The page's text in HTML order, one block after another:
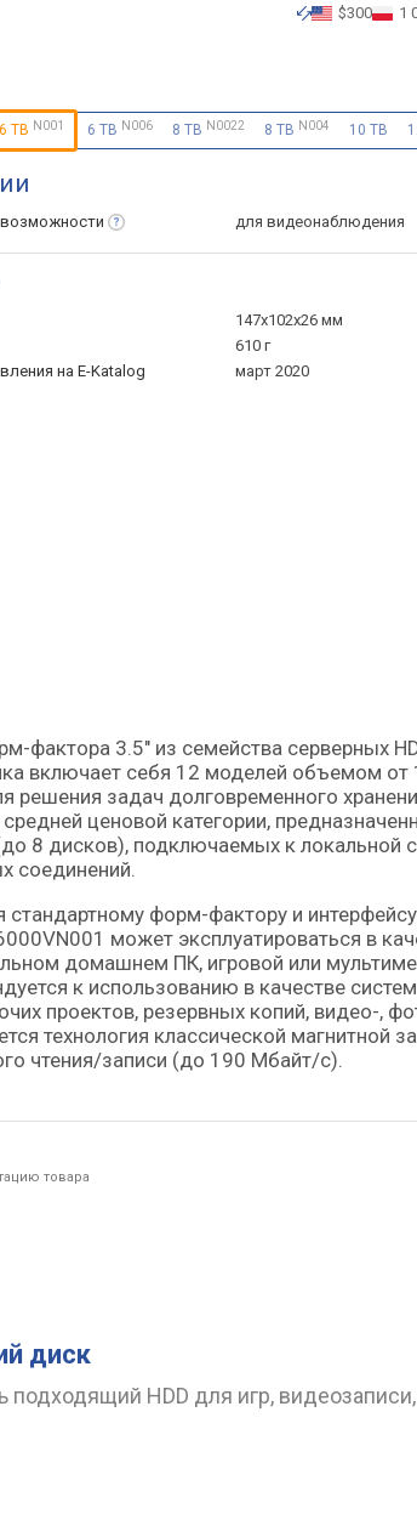
$300 1
6 TB N001 6 TB N006 8 TB N0022 8 TB N004 10 TB
возможности для видеонаблюдения
147x102x26 мм
610 г
на E-Katalog
март 2020
включает себя 12 моделей объемом от
решения задач долговременного
ценовой категории,
8 дисков), подключаемых к локальной
соединений.
стандартному форм-фактору и интерфейсу
может эксплуатироваться в
домашнем ПК, игровой или
к использованию в качестве
проектов, резервных копий, видео-,
технология классической магнитной
чтения/записи (до 190 Мбайт/с).
товара
диск
подходящий HDD для игр,